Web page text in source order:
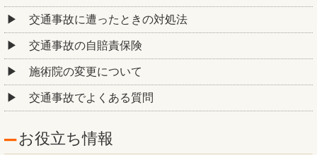
交通事故に遭ったときの対処法
交通事故の自賠責保険
施術院の変更について
交通事故でよくある質問
お役立ち情報